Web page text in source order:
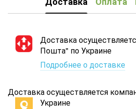
Доставка
Пошта" по Украине
Подробнее о доставке
Доставка осуществляется
Украине